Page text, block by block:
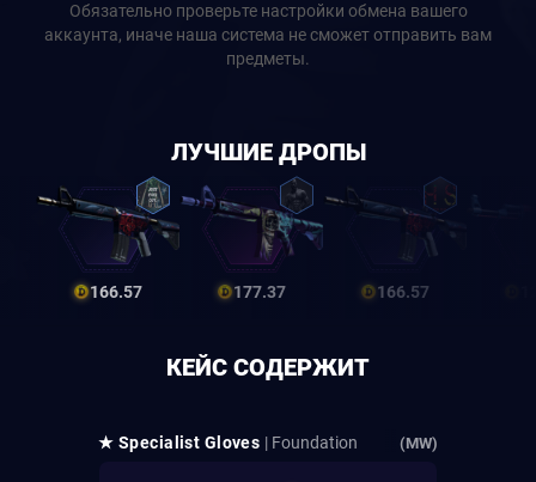
Обязательно проверьте настройки обмена вашего
аккаунта, иначе наша система не сможет отправить вам
предметы.
ЛУЧШИЕ ДРОПЫ
166.57 177.37 166.57
КЕЙС СОДЕРЖИТ
★ Specialist Gloves | Foundation (MW)